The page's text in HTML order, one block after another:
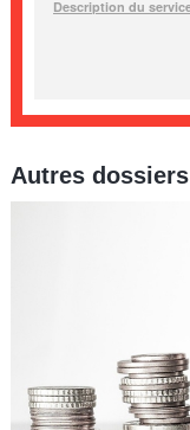
Autres dossiers